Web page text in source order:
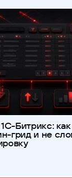
Битрикс:
грид и не